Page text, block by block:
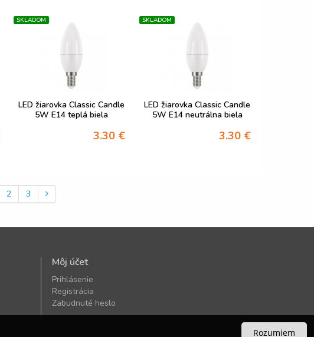
LED žiarovka Classic Candle
5W E14 teplá biela
3.30 €
SKLADOM
LED žiarovka Classic Candle
5W E14 neutrálna biela
3.30 €
SKLADOM
2 3
Môj účet
Prihlásenie
Registrácia
Zabudnuté heslo
Rozumiem